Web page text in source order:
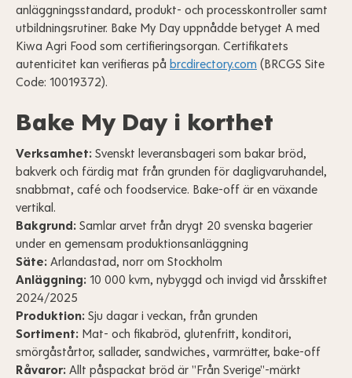
anläggningsstandard, produkt- och processkontroller samt
utbildningsrutiner. Bake My Day uppnådde betyget A med
Kiwa Agri Food som certifieringsorgan. Certifikatets
autenticitet kan verifieras på brcdirectory.com (BRCGS Site
Code: 10019372).
Bake My Day i korthet
Verksamhet: Svenskt leveransbageri som bakar bröd,
bakverk och färdig mat från grunden för dagligvaruhandel,
snabbmat, café och foodservice. Bake-off är en växande
vertikal.
Bakgrund: Samlar arvet från drygt 20 svenska bagerier
under en gemensam produktionsanläggning
Säte: Arlandastad, norr om Stockholm
Anläggning: 10 000 kvm, nybyggd och invigd vid årsskiftet
2024/2025
Produktion: Sju dagar i veckan, från grunden
Sortiment: Mat- och fikabröd, glutenfritt, konditori,
smörgåstårtor, sallader, sandwiches, varmrätter, bake-off
Råvaror: Allt påspackat bröd är "Från Sverige"-märkt